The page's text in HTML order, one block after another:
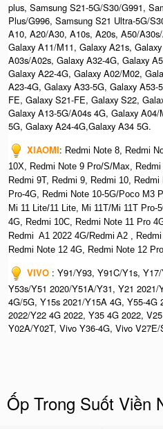
plus, Samsung S21-5G/S30/G991,
Plus/G996, Samsung S21 Ultra-5G/
A10, A20/A30, A10s, A20s, A50/
Galaxy A11/M11, Galaxy A21s,
A03s/A02s, Galaxy A32-4G, Galaxy
Galaxy A22-4G, Galaxy A02/M02,
A23-4G, Galaxy A33-5G, Galaxy
FE, Galaxy S21-FE, Galaxy S22,
Galaxy A13-5G/A04s 4G, Galaxy
5G, Galaxy A24-4G,Galaxy A34 5G.
XIAOMI: Redmi Note 8, Redmi
10X, Redmi Note 9 Pro/S/Max,
Redmi 9T, Redmi 9, Redmi 10,
Pro-4G, Redmi Note 10-5G/Poco M3
Mi 11 Lite/11 Lite, Mi 11T/Mi 11T Pro-
4G, Redmi 10C, Redmi Note 11 Pro
Redmi A1 2022 4G/Redmi A2 ,
Redmi Note 12 4G, Redmi Note 12
VIVO : Y91/Y93, Y91C/Y1s,
Y53s/Y51 2020/Y51A/Y31, Y21
4G/5G, Y15s 2021/Y15A 4G, Y55-
2022/Y22 4G 2022, Y35 4G 2022,
Y02A/Y02T, Vivo Y36-4G, Vivo V27E/
Ốp Trong Suốt Viền